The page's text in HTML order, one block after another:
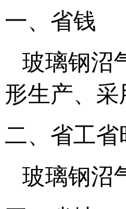
一、省钱
玻璃钢沼
形生产、
二、省工省
玻璃钢沼